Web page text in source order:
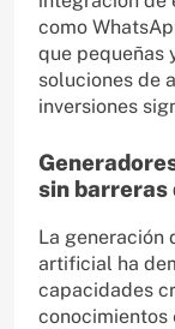
como
que pequeñas
soluciones de
inversiones
sin barreras
La generación
artificial ha
capacidades
conocimientos